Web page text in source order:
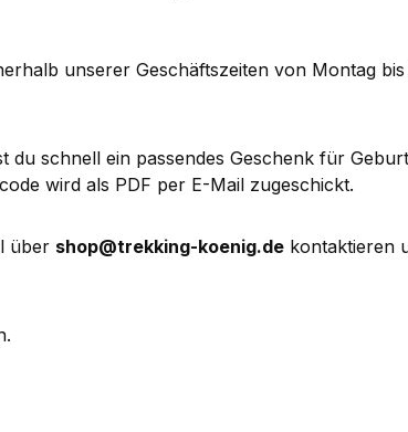
unserer Geschäftszeiten von Montag
du schnell ein passendes Geschenk für
wird als PDF per E-Mail zugeschickt.
über shop@trekking-koenig.de kontaktieren